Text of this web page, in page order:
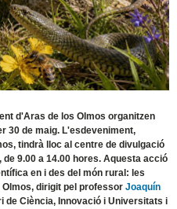
d'Aras de los Olmos organitzen
30 de maig. L'esdeveniment,
tindrà lloc al centre de divulgació
9.00 a 14.00 hores. Aquesta acció
en i des del món rural: les
dirigit pel professorJoaquín
de Ciència, Innovació i Universitats i